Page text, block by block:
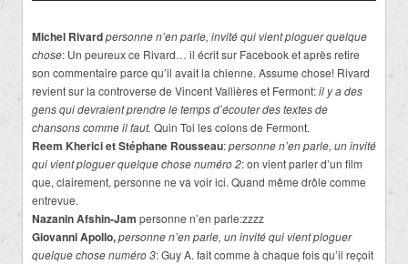
Michel Rivardpersonne n’en parle, invité qui vient ploguer quelque
chose: Un peureux ce Rivard… il écrit sur Facebook et après retire
son commentaire parce qu’il avait la chienne. Assume chose! Rivard
revient sur la controverse de Vincent Vallières et Fermont:il y a des
gens qui devraient prendre le temps d’écouter des textes de
chansons comme il faut. Quin Toi les colons de Fermont.
Reem Kherici et Stéphane Rousseau:personne n’en parle, un invité
qui vient ploguer quelque chose numéro 2: on vient parler d’un film
que, clairement, personne ne va voir ici. Quand même drôle comme
entrevue.
Nazanin Afshin-Jam personne n’en parle:zzzz
Giovanni Apollo,personne n’en parle, un invité qui vient ploguer
quelque chose numéro 3: Guy A. fait comme à chaque fois qu’il reçoit